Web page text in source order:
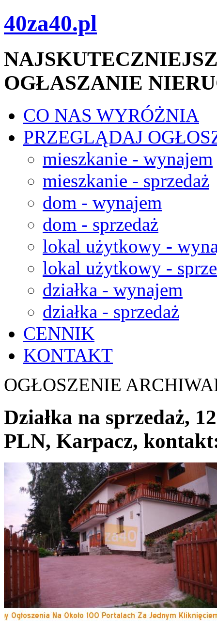
40za40.pl
OGŁASZANIE
CO NAS WYRÓŻNIA
PRZEGLĄDAJ
mieszkanie - wynajem
mieszkanie - sprzedaż
dom - wynajem
dom - sprzedaż
lokal użytkowy -
lokal użytkowy -
działka - wynajem
działka - sprzedaż
CENNIK
KONTAKT
OGŁOSZENIE
Działka na sprzedaż,
PLN, Karpacz,